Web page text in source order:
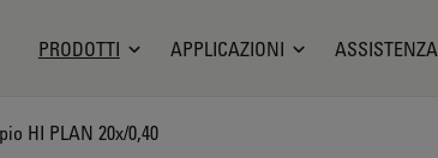
PRODOTTI APPLICAZIONI ASSISTENZA
HI PLAN 20x/0,40